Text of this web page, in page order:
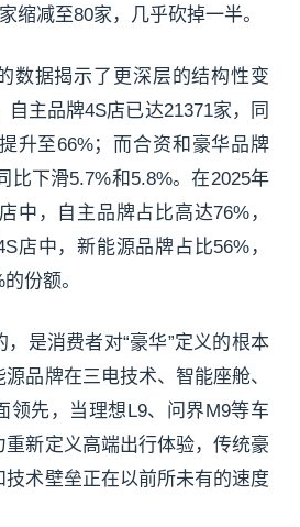
缩减至80家，几乎砍掉一半。
数据揭示了更深层的结构性变
自主品牌4S店已达21371家，同
升至66%；而合资和豪华品牌
比下滑5.7%和5.8%。在2025年
中，自主品牌占比高达76%，
店中，新能源品牌占比56%，
份额。
是消费者对“豪华”定义的根本
品牌在三电技术、智能座舱、
领先，当理想L9、问界M9等车
新定义高端出行体验，传统豪
术壁垒正在以前所未有的速度